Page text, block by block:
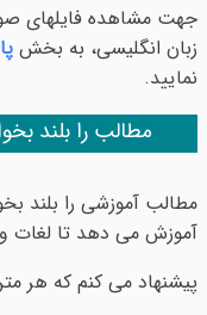
جهت مشاهده فایلهای
زبان انگلیسی، به بخش
نمایید.
مطالب را بلند
مطالب آموزشی را بلند
آموزش می دهد تا لغات و
پیشنهاد می کنم که هر